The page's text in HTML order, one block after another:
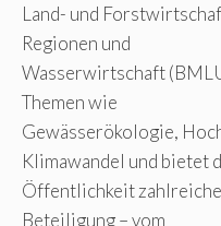
Land- und
Regionen und
Wasserwirtschaft
Themen wie
Gewässerökologie,
Klimawandel und bietet
Öffentlichkeit
Beteiligung – vom